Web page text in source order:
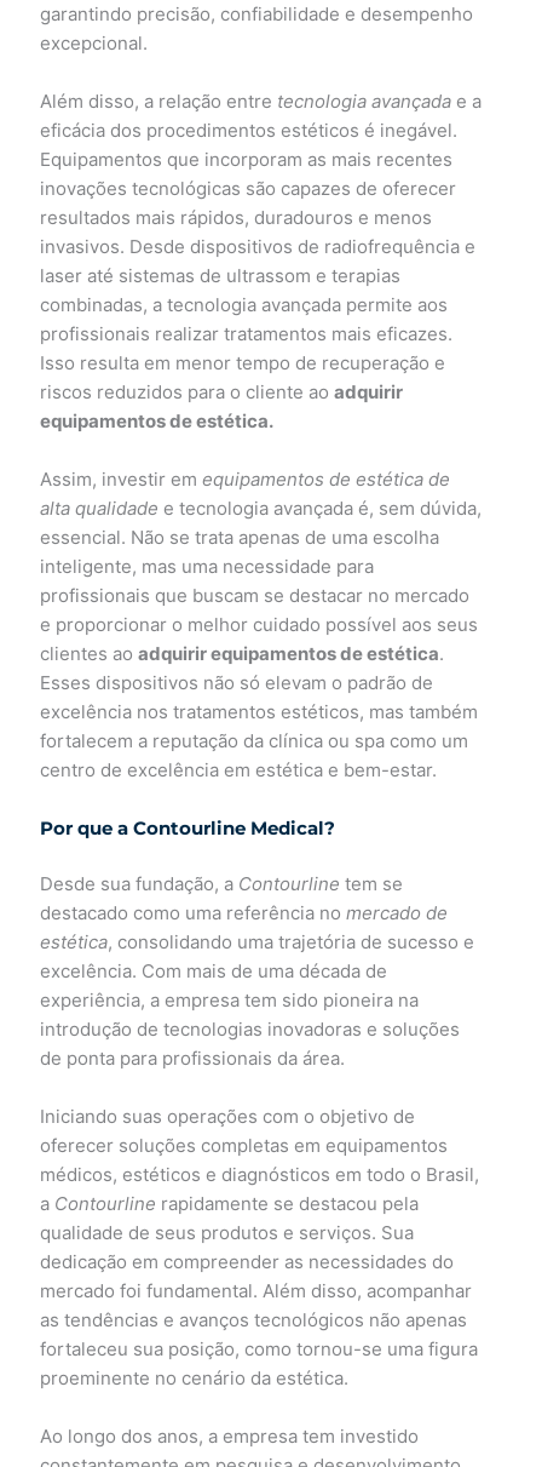
garantindo precisão, confiabilidade e desempenho
excepcional.
Além disso, a relação entre tecnologia avançada e a
eficácia dos procedimentos estéticos é inegável.
Equipamentos que incorporam as mais recentes
inovações tecnológicas são capazes de oferecer
resultados mais rápidos, duradouros e menos
invasivos. Desde dispositivos de radiofrequência e
laser até sistemas de ultrassom e terapias
combinadas, a tecnologia avançada permite aos
profissionais realizar tratamentos mais eficazes.
Isso resulta em menor tempo de recuperação e
riscos reduzidos para o cliente aoadquirir
equipamentos de estética.
Assim, investir emequipamentos de estética de
alta qualidade e tecnologia avançada é, sem dúvida,
essencial. Não se trata apenas de uma escolha
inteligente, mas uma necessidade para
profissionais que buscam se destacar no mercado
e proporcionar o melhor cuidado possível aos seus
clientes aoadquirir equipamentos de estética.
Esses dispositivos não só elevam o padrão de
excelência nos tratamentos estéticos, mas também
fortalecem a reputação da clínica ou spa como um
centro de excelência em estética e bem-estar.
Por que a Contourline Medical?
Desde sua fundação, a Contourlinetem se
destacado como uma referência nomercado de
estética, consolidando uma trajetória de sucesso e
excelência. Com mais de uma década de
experiência, a empresa tem sido pioneira na
introdução de tecnologias inovadoras e soluções
de ponta para profissionais da área.
Iniciando suas operações com o objetivo de
oferecer soluções completas em equipamentos
médicos, estéticos e diagnósticos em todo o Brasil,
a Contourline rapidamente se destacou pela
qualidade de seus produtos e serviços. Sua
dedicação em compreender as necessidades do
mercado foi fundamental. Além disso, acompanhar
as tendências e avanços tecnológicos não apenas
fortaleceu sua posição, como tornou-se uma figura
proeminente no cenário da estética.
Ao longo dos anos, a empresa tem investido